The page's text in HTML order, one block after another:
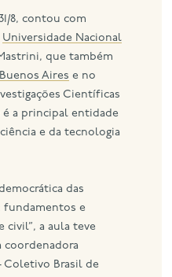
8, contou com
Universidade Nacional
que também
Aires e no
Científicas
é a principal entidade
e da tecnologia
das
fundamentos e
civil”, a aula teve
coordenadora
Coletivo Brasil de